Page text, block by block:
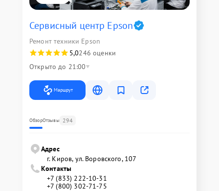
Сервисный центр Epson
Ремонт техники Epson
5,0246 оценки
Открыто до 21:00
Маршрут
ОбзорОтзывы 294
Адрес
г. Киров, ул. Воровского, 107
Контакты
+7 (833) 222-10-31
+7 (800) 302-71-75